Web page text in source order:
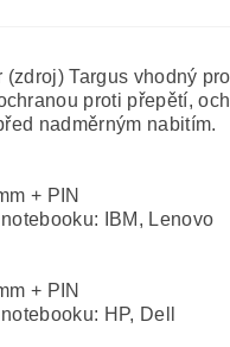
Targus vhodný
proti přepětí,
nadměrným nabitím.
+ PIN
IBM, Lenovo
+ PIN
HP, Dell